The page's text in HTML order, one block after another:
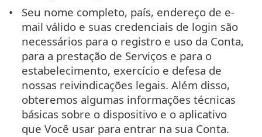
Seu nome completo, país, endereço de e-
mail válido e suas credenciais de login são
necessários para o registro e uso da Conta,
para a prestação de Serviços e para o
estabelecimento, exercício e defesa de
nossas reivindicações legais. Além disso,
obteremos algumas informações técnicas
básicas sobre o dispositivo e o aplicativo
que Você usar para entrar na sua Conta.